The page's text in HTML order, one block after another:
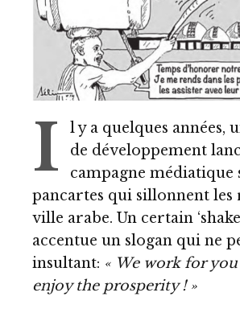
I
l y a quelques années,
de développement
campagne médiatique
pancartes qui sillonnent les
ville arabe. Un certain
accentue un slogan qui ne
insultant: « We work for
enjoy the prosperity ! »